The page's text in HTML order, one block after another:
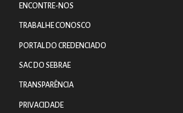
ENCONTRE-NOS
TRABALHE CONOSCO
PORTAL DO CREDENCIADO
SAC DO SEBRAE
TRANSPARÊNCIA
PRIVACIDADE